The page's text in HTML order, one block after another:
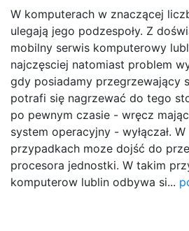
W komputerach w znaczącej
ulegają jego podzespoły. Z
mobilny serwis komputerowy
najczęsciej natomiast problem
gdy posiadamy przegrzewający
potrafi się nagrzewać do tego
po pewnym czasie - wręcz
system operacyjny - wyłączał.
przypadkach moze dojść do
procesora jednostki. W takim
komputerow lublin odbywa si...